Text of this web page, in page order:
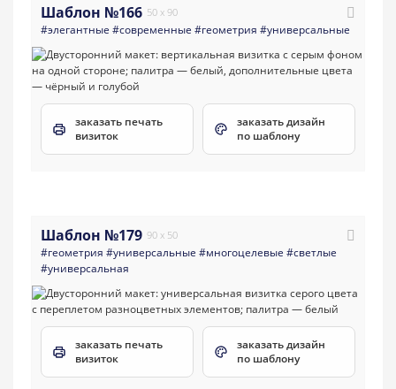
Шаблон №166 50 x 90
#элегантные #современные #геометрия #универсальные
заказать печать
визиток
заказать дизайн
по шаблону
Шаблон №179 90 x 50
#геометрия #универсальные #многоцелевые #светлые
#универсальная
заказать печать
визиток
заказать дизайн
по шаблону